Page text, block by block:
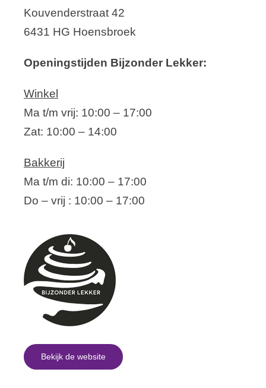
Kouvenderstraat 42
6431 HG Hoensbroek
Openingstijden Bijzonder Lekker:
Winkel
Ma t/m vrij: 10:00 – 17:00
Zat: 10:00 – 14:00
Bakkerij
Ma t/m di: 10:00 – 17:00
Do – vrij : 10:00 – 17:00
Bekijk de website